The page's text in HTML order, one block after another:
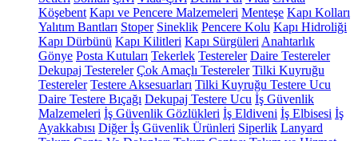
Köşebent Kapı ve Pencere Malzemeleri Menteşe Kapı Kolları
Yalıtım Bantları Stoper Sineklik Pencere Kolu Kapı Hidroliği
Kapı Dürbünü Kapı Kilitleri Kapı Sürgüleri Anahtarlık
Gönye Posta Kutuları Tekerlek Testereler Daire Testereler
Dekupaj Testereler Çok Amaçlı Testereler Tilki Kuyruğu
Testereler Testere Aksesuarları Tilki Kuyruğu Testere Ucu
Daire Testere Bıçağı Dekupaj Testere Ucu İş Güvenlik
Malzemeleri İş Güvenlik Gözlükleri İş Eldiveni İş Elbisesi İş
Ayakkabısı Diğer İş Güvenlik Ürünleri Siperlik Lanyard